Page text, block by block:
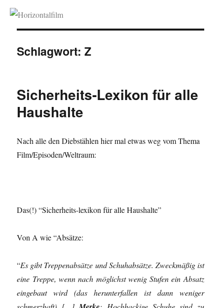
Horizontalfilm
Schlagwort:Z
Sicherheits-Lexikon für alle
Haushalte
Nach alle den Diebstählen hier mal etwas weg vom Thema
Film/Episoden/Weltraum:
Das(!) “Sicherheits-lexikon für alle Haushalte”
Von A wie “Absätze:
“Es gibt Treppenabsätze und Schuhabsätze. Zweckmäßig ist
eine Treppe, wenn nach möglichst wenig Stufen ein Absatz
eingebaut wird (das herunterfallen ist dann weniger